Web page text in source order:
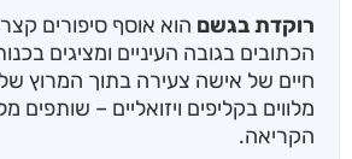
רוקדת בגשם הוא אוסף סיפורים
הכתובים בגובה העיניים ומציגים
חיים של אישה צעירה בתוך המרוץ של
מלווים בקליפים ויזואליים – שותפים
הקריאה.